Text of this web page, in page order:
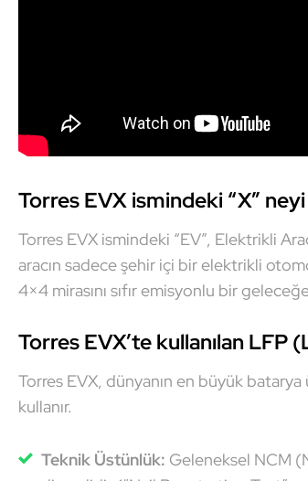
Torres EVX ismindeki “X”
Torres EVX ismindeki “EV”, Elektrikli
aracın sadece şehir içi bir elektrikli
4×4 mirasını sıfır emisyonlu bir
Torres EVX’te kullanılan
Torres EVX, dünyanın en büyük
kullanır.
Teknik Üstünlük: Geleneksel NCM